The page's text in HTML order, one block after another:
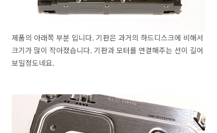
제품의 아래쪽 부분 입니다. 기판은 과거의 하드디스크에 비해서
크기가 많이 작아졌습니다. 기판과 모터를 연결해주는 선이 길어
보일정도네요.